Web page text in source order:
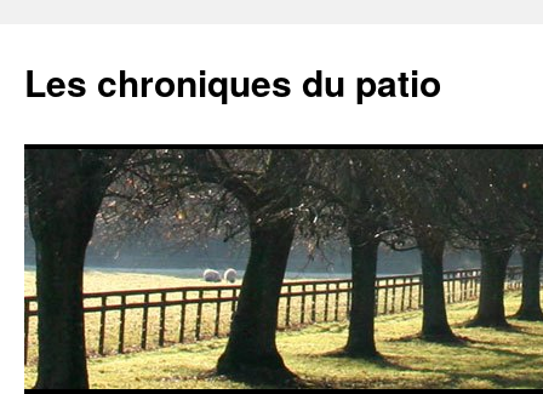
contenu
Les chroniques du patio